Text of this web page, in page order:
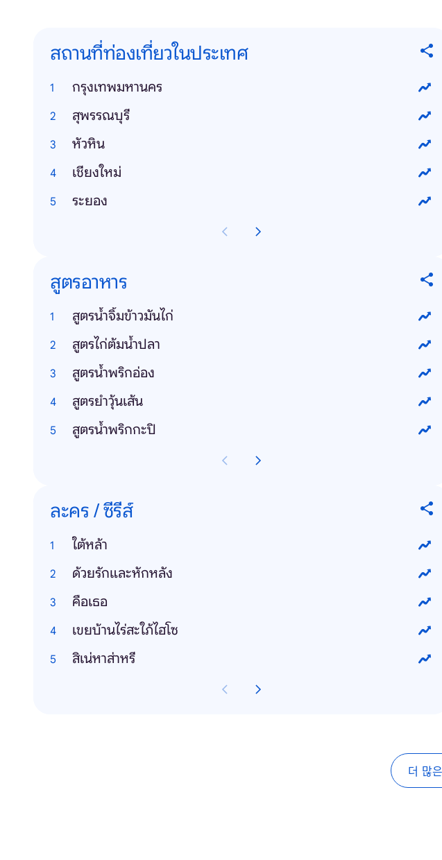
สถานที่ท่องเที่ยวในประเทศ
กรุงเทพมหานคร
สุพรรณบุรี
หัวหิน
เชียงใหม่
ระยอง
สูตรอาหาร
สูตรน้ําจิ้มข้าวมันไก่
สูตรไก่ต้มน้ําปลา
สูตรน้ําพริกอ่อง
สูตรยําวุ้นเส้น
สูตรน้ําพริกกะปิ
ละคร / ซีรีส์
ใต้หล้า
ด้วยรักและหักหลัง
คือเธอ
เขยบ้านไร่สะใภ้ไฮโซ
สิเน่หาส่าหรี
더 많